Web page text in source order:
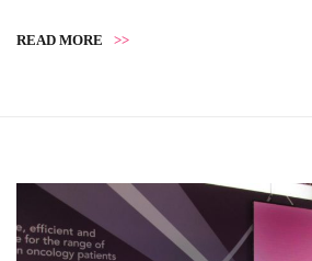
READ MORE >>